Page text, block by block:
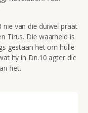
nie van die duiwel praat
Tirus. Die waarheid is
gestaan het om hulle
hy in Dn.10 agter die
het.